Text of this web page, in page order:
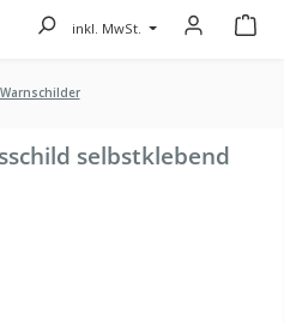
inkl. MwSt.
Warnschilder
selbstklebend